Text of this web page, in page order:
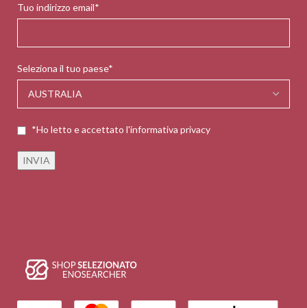
Tuo indirizzo email*
Seleziona il tuo paese*
*Ho letto e accettato l'informativa privacy